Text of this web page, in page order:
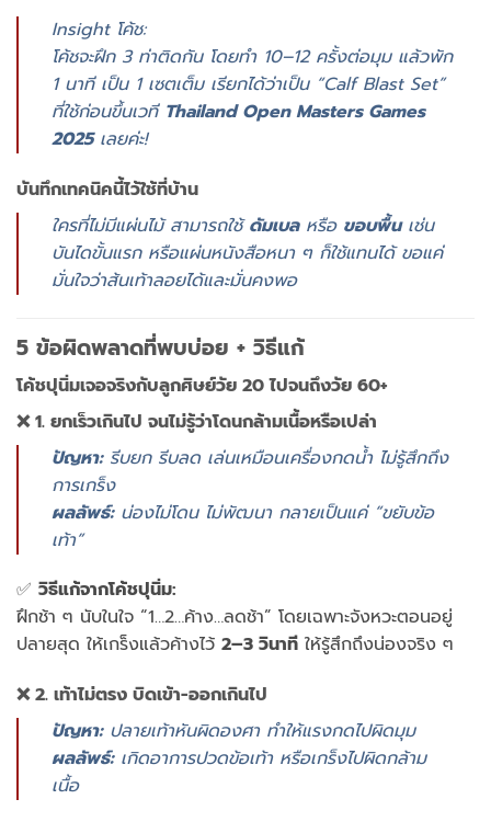
Insight โค้ช:
โค้ชจะฝึก 3 ท่าติดกัน โดยทำ 10–12 ครั้งต่อมุม แล้วพัก
1 นาที เป็น 1 เซตเต็ม เรียกได้ว่าเป็น “CalfBlast Set”
ที่ใช้ก่อนขึ้นเวที ThailandOpenMasters Games
2025 เลยค่ะ!
บันทึกเทคนิคนี้ไว้ใช้ที่บ้าน
ใครที่ไม่มีแผ่นไม้สามารถใช้ดัมเบล หรือ ขอบพื้น เช่น
บันไดขั้นแรก หรือแผ่นหนังสือหนา ๆ ก็ใช้แทนได้ขอแค่
มั่นใจว่าส้นเท้าลอยได้และมั่นคงพอ
5 ข้อผิดพลาดที่พบบ่อย + วิธีแก้
โค้ชปุนิ่มเจอจริงกับลูกศิษย์วัย 20ไปจนถึงวัย 60+
❌1. ยกเร็วเกินไป จนไม่รู้ว่าโดนกล้ามเนื้อหรือเปล่า
ปัญหา: รีบยก รีบลด เล่นเหมือนเครื่องกดน้ำ ไม่รู้สึกถึง
การเกร็ง
ผลลัพธ์: น่องไม่โดน ไม่พัฒนา กลายเป็นแค่ “ขยับข้อ
เท้า”
✅ วิธีแก้จากโค้ชปุนิ่ม:
ฝึกช้า ๆ นับในใจ “1…2…ค้าง…ลดช้า” โดยเฉพาะจังหวะตอนอยู่
ปลายสุด ให้เกร็งแล้วค้างไว้ 2–3 วินาที ให้รู้สึกถึงน่องจริง ๆ
❌2. เท้าไม่ตรง บิดเข้า-ออกเกินไป
ปัญหา: ปลายเท้าหันผิดองศา ทำให้แรงกดไปผิดมุม
ผลลัพธ์: เกิดอาการปวดข้อเท้า หรือเกร็งไปผิดกล้าม
เนื้อ